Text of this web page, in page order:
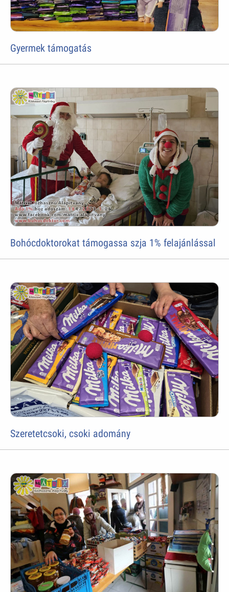
Gyermek támogatás
Bohócdoktorokat támogassa szja 1% felajánlással
Szeretetcsoki, csoki adomány